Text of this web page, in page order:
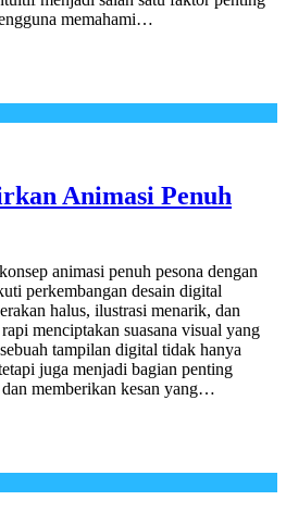
memahami…
Animasi Penuh
animasi penuh pesona dengan
perkembangan desain digital
halus, ilustrasi menarik, dan
menciptakan suasana visual yang
tampilan digital tidak hanya
juga menjadi bagian penting
memberikan kesan yang…